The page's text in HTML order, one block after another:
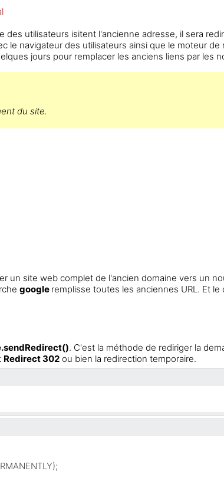
des utilisateurs isitent l'ancienne adresse, il sera
le navigateur des utilisateurs ainsi que le moteur de
jours pour remplacer les anciens liens par les
du site.
un site web complet de l'ancien domaine vers un
google remplisse toutes les anciennes URL. Et le
. C'est la méthode de rediriger la
Redirect 302ou bien la redirection temporaire.